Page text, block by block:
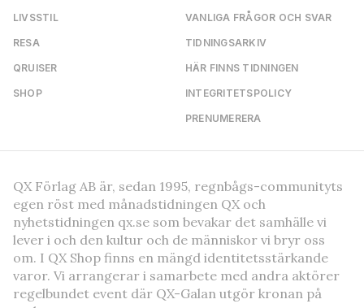
LIVSSTIL
RESA
QRUISER
SHOP
VANLIGA FRÅGOR OCH SVAR
TIDNINGSARKIV
HÄR FINNS TIDNINGEN
INTEGRITETSPOLICY
PRENUMERERA
QX Förlag AB är, sedan 1995, regnbågs-communityts
egen röst med månadstidningen QX och
nyhetstidningen qx.se som bevakar det samhälle vi
lever i och den kultur och de människor vi bryr oss
om. I QX Shop finns en mängd identitetsstärkande
varor. Vi arrangerar i samarbete med andra aktörer
regelbundet event där QX-Galan utgör kronan på